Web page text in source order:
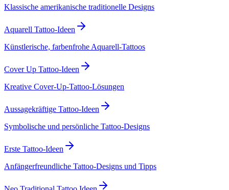
Klassische amerikanische traditionelle Designs
Aquarell Tattoo-Ideen
Künstlerische, farbenfrohe Aquarell-Tattoos
Cover Up Tattoo-Ideen
Kreative Cover-Up-Tattoo-Lösungen
Aussagekräftige Tattoo-Ideen
Symbolische und persönliche Tattoo-Designs
Erste Tattoo-Ideen
Anfängerfreundliche Tattoo-Designs und Tipps